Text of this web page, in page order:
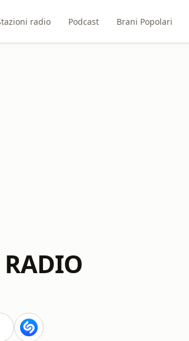
radio Podcast Brani Popolari
RADIO